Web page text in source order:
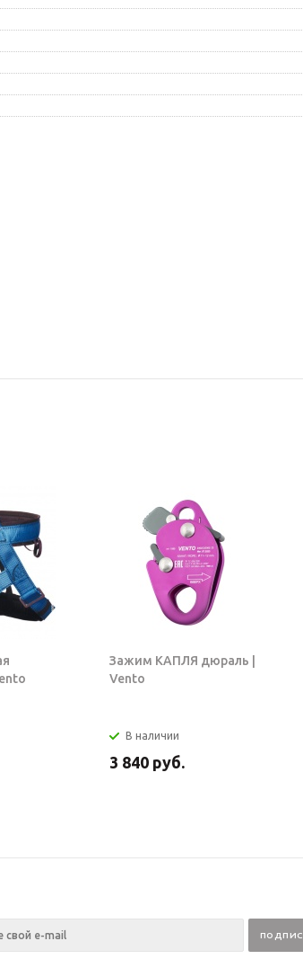
Зажим КАПЛЯ дюраль |
Vento
В наличии
3 840 руб.